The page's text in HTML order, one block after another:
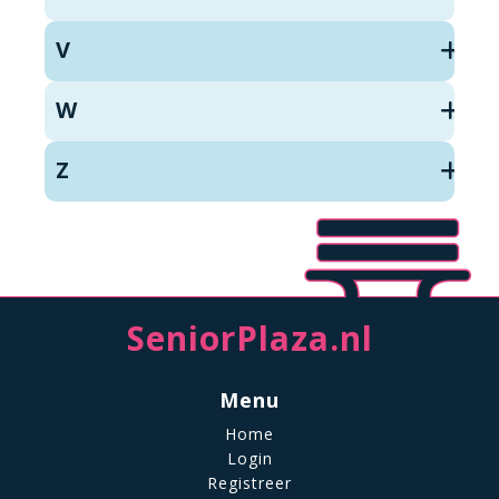
V
W
Z
SeniorPlaza.nl
Menu
Home
Login
Registreer